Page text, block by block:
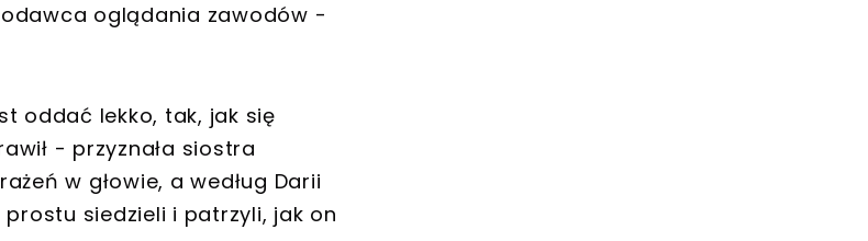
oglądania zawodów -
oddać lekko, tak, jak się
- przyznała siostra
w głowie, a według Darii
siedzieli i patrzyli, jak on